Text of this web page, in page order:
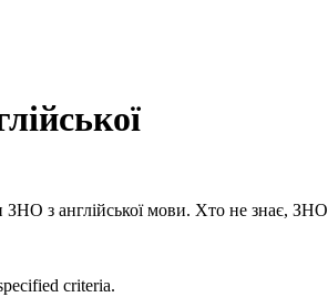
ЗНО з англійської мови. Хто не знає,
criteria.